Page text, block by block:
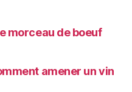
morceau de boeuf
amener un vin